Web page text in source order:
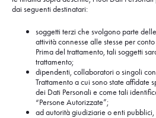
dai seguenti destinatari:
soggetti terzi che svolgono parte
attività connesse alle stesse per
Prima del trattamento, tali soggetti
trattamento;
dipendenti, collaboratori o singoli
Trattamento a cui sono state affidate
dei Dati Personali e come tali
“Persone Autorizzate”;
ad autorità giudiziarie o enti